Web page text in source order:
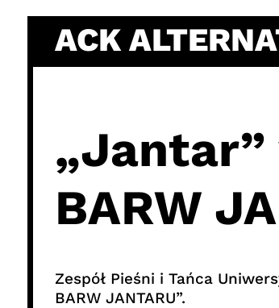
content
ACK
„Jantar”
BARW
Zespół Pieśni i Tańca
BARW JANTARU”.